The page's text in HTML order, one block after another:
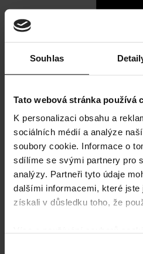
Souhlas
Tato webová stránka používá
K personalizaci obsahu a
sociálních médií a analýze
soubory cookie. Informace o
sdílíme se svými partnery pro
analýzy. Partneři tyto údaje
dalšími informacemi, které
získali v důsledku toho, že